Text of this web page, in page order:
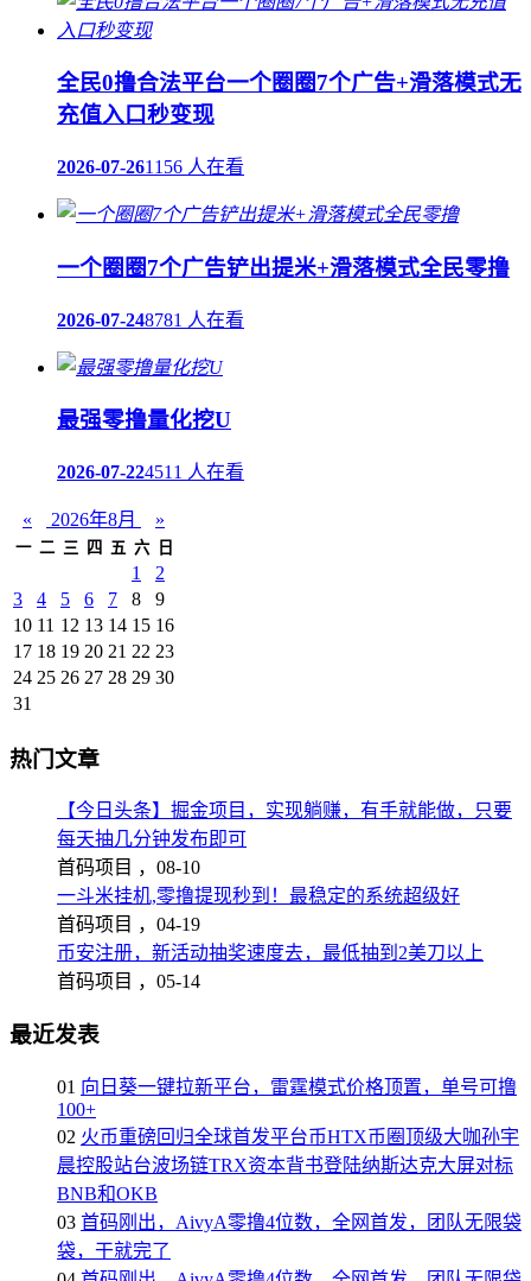
全民0撸合法平台一个圈圈7个广告+滑落模式无
充值入口秒变现
2026-07-261156 人在看
一个圈圈7个广告铲出提米+滑落模式全民零撸
2026-07-248781 人在看
最强零撸量化挖U
2026-07-224511 人在看
« 2026年8月 »
一 二 三 四 五 六 日
1
2
3
4 5 6 7 8
9
10 11 12 13 14 15 16
17 18 19 20 21 22 23
24 25 26 27 28 29 30
31
热门文章
【今日头条】掘金项目，实现躺赚，有手就能做，只要
每天抽几分钟发布即可
首码项目 ， 08-10
一斗米挂机,零撸提现秒到！最稳定的系统超级好
首码项目 ， 04-19
币安注册，新活动抽奖速度去，最低抽到2美刀以上
首码项目 ， 05-14
最近发表
01 向日葵一键拉新平台，雷霆模式价格顶置，单号可撸
100+
02 火币重磅回归全球首发平台币HTX币圈顶级大咖孙宇
晨控股站台波场链TRX资本背书登陆纳斯达克大屏对标
BNB和OKB
03 首码刚出，AivyA零撸4位数，全网首发，团队无限袋
袋，干就完了